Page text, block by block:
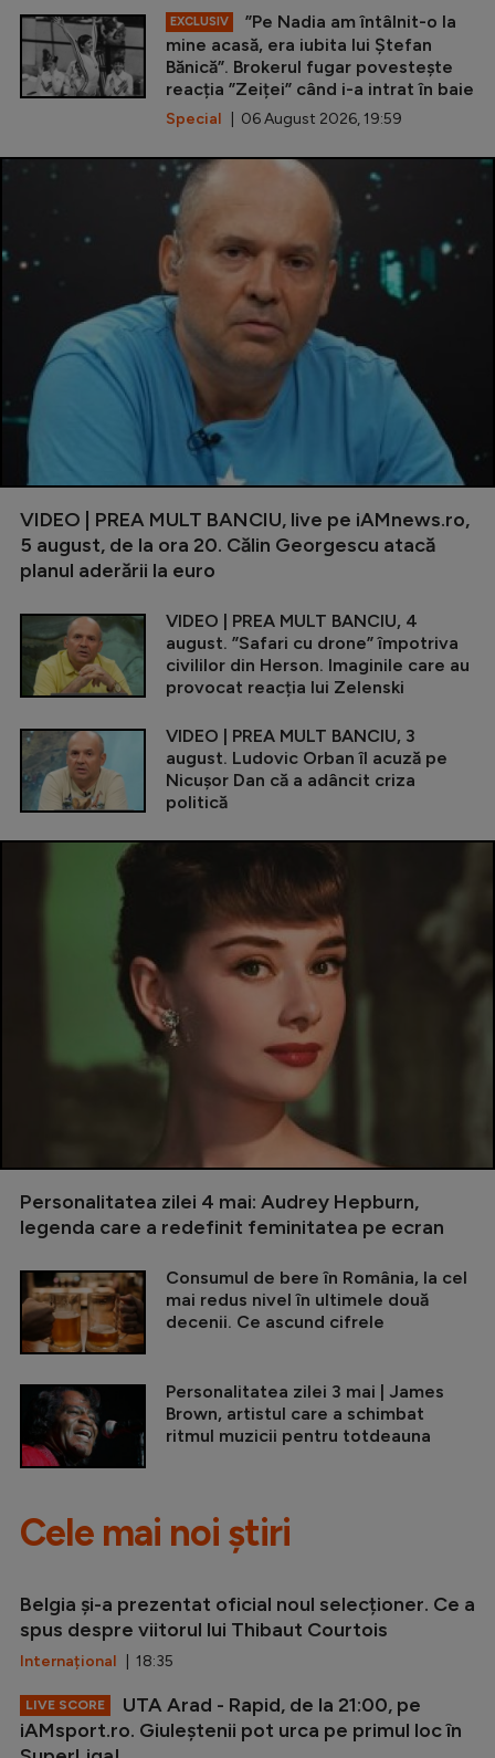
EXCLUSIV
”Pe Nadia am întâlnit-o la
mine acasă, era iubita lui Ștefan
Bănică”. Brokerul fugar povestește
reacția ”Zeiței” când i-a intrat în baie
Special | 06 August 2026, 19:59
VIDEO | PREA MULT BANCIU, live pe iAMnews.ro,
5 august, de la ora 20. Călin Georgescu atacă
planul aderării la euro
VIDEO | PREA MULT BANCIU, 4
august. ”Safari cu drone” împotriva
civililor din Herson. Imaginile care au
provocat reacția lui Zelenski
VIDEO | PREA MULT BANCIU, 3
august. Ludovic Orban îl acuză pe
Nicușor Dan că a adâncit criza
politică
Personalitatea zilei 4 mai: Audrey Hepburn,
legenda care a redefinit feminitatea pe ecran
Consumul de bere în România, la cel
mai redus nivel în ultimele două
decenii. Ce ascund cifrele
Personalitatea zilei 3 mai | James
Brown, artistul care a schimbat
ritmul muzicii pentru totdeauna
Cele mai noi știri
Belgia și-a prezentat oficial noul selecționer. Ce a
spus despre viitorul lui Thibaut Courtois
Internațional | 18:35
LIVE SCORE
UTA Arad - Rapid, de la 21:00, pe
iAMsport.ro. Giuleștenii pot urca pe primul loc în